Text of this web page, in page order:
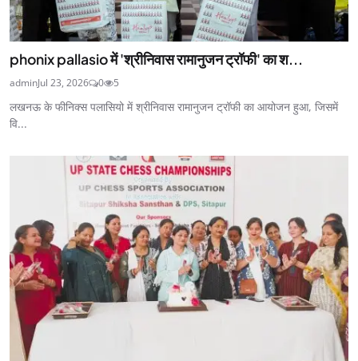
phonix pallasio में 'श्रीनिवास रामानुजन ट्रॉफी' का श...
adminJul 23, 2026 0 5
लखनऊ के फीनिक्स पलासियो में श्रीनिवास रामानुजन ट्रॉफी का आयोजन हुआ, जिसमें
वि...